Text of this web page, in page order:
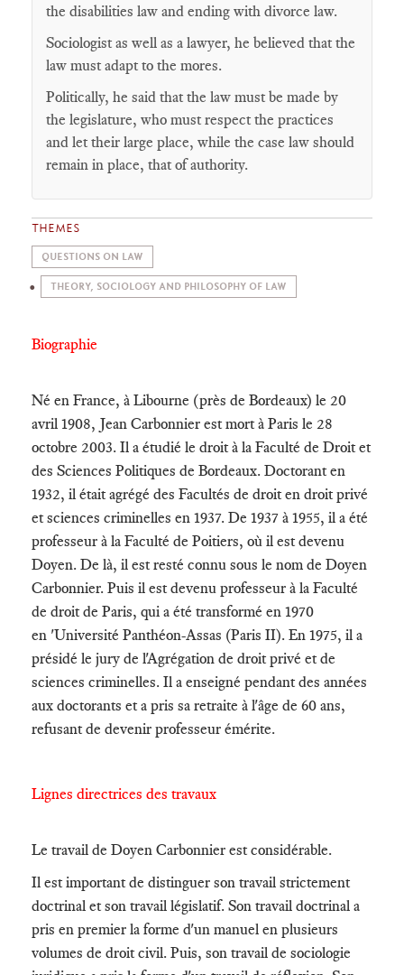
the disabilities law and ending with divorce law.
Sociologist as well as a lawyer, he believed that the
law must adapt to the mores.
Politically, he said that the law must be made by
the legislature, who must respect the practices
and let their large place, while the case law should
remain in place, that of authority.
THEMES
QUESTIONS ON LAW
THEORY, SOCIOLOGY AND PHILOSOPHY OF LAW
Biographie
Né en France, à Libourne (près de Bordeaux) le 20
avril 1908, Jean Carbonnier est mort à Paris le 28
octobre 2003. Il a étudié le droit à la Faculté de Droit et
des Sciences Politiques de Bordeaux. Doctorant en
1932, il était agrégé des Facultés de droit en droit privé
et sciences criminelles en 1937. De 1937 à 1955, il a été
professeur à la Faculté de Poitiers, où il est devenu
Doyen. De là, il est resté connu sous le nom de Doyen
Carbonnier. Puis il est devenu professeur à la Faculté
de droit de Paris, qui a été transformé en 1970
en 'Université Panthéon-Assas (Paris II). En 1975, il a
présidé le jury de l'Agrégation de droit privé et de
sciences criminelles. Il a enseigné pendant des années
aux doctorants et a pris sa retraite à l'âge de 60 ans,
refusant de devenir professeur émérite.
Lignes directrices des travaux
Le travail de Doyen Carbonnier est considérable.
Il est important de distinguer son travail strictement
doctrinal et son travail législatif. Son travail doctrinal a
pris en premier la forme d'un manuel en plusieurs
volumes de droit civil. Puis, son travail de sociologie